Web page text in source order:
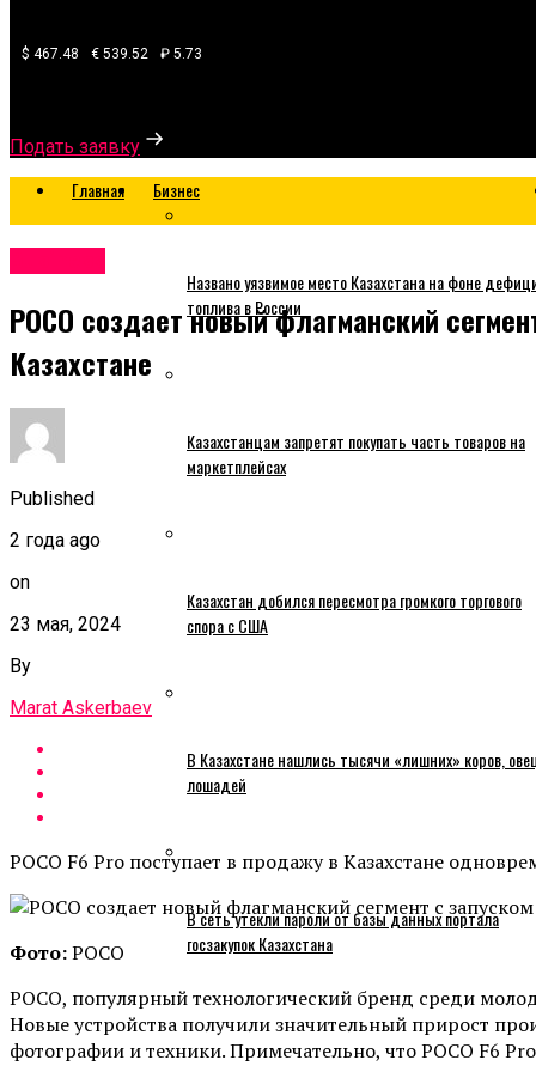
$ 467.48 € 539.52 ₽ 5.73
Подать заявку
Главная Бизнес
Названо уязвимое место Казахстана на фоне
топлива в России
Казахстанцам запретят покупать часть товаров на
маркетплейсах
Казахстан добился пересмотра громкого торгового
спора с США
В Казахстане нашлись тысячи «лишних» коров,
лошадей
В сеть утекли пароли от базы данных портала
госзакупок Казахстана
POCO создает новый флагманский
Казахстане
Published
2 года ago
on
23 мая, 2024
By
Marat Askerbaev
POCO F6 Pro поступает в продажу в Казахстане
Фото:POCO
POCO, популярный технологический бренд среди
Новые устройства получили значительный прирост
фотографии и техники. Примечательно, что POCO F6